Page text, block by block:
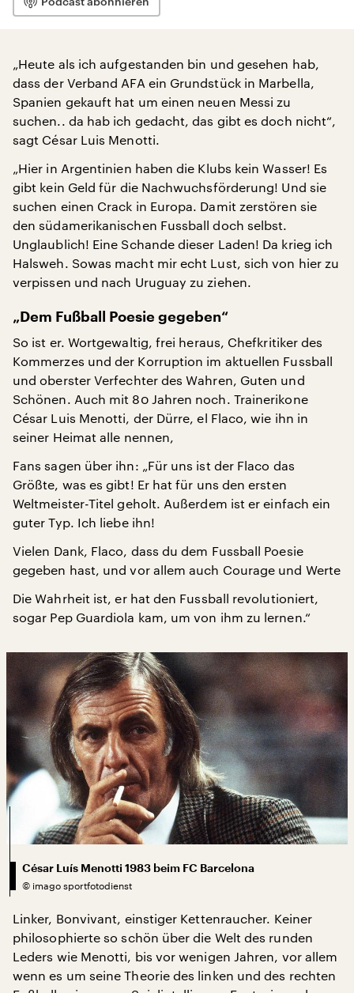
„Heute als ich aufgestanden bin und gesehen hab,
dass der Verband AFA ein Grundstück in Marbella,
Spanien gekauft hat um einen neuen Messi zu
suchen.. da hab ich gedacht, das gibt es doch nicht“,
sagt César Luis Menotti.
„Hier in Argentinien haben die Klubs kein Wasser! Es
gibt kein Geld für die Nachwuchsförderung! Und sie
suchen einen Crack in Europa. Damit zerstören sie
den südamerikanischen Fussball doch selbst.
Unglaublich! Eine Schande dieser Laden! Da krieg ich
Halsweh. Sowas macht mir echt Lust, sich von hier zu
verpissen und nach Uruguay zu ziehen.
„Dem Fußball Poesie gegeben“
So ist er. Wortgewaltig, frei heraus, Chefkritiker des
Kommerzes und der Korruption im aktuellen Fussball
und oberster Verfechter des Wahren, Guten und
Schönen. Auch mit 80 Jahren noch. Trainerikone
César Luis Menotti, der Dürre, el Flaco, wie ihn in
seiner Heimat alle nennen,
Fans sagen über ihn: „Für uns ist der Flaco das
Größte, was es gibt! Er hat für uns den ersten
Weltmeister-Titel geholt. Außerdem ist er einfach ein
guter Typ. Ich liebe ihn!
Vielen Dank, Flaco, dass du dem Fussball Poesie
gegeben hast, und vor allem auch Courage und Werte
Die Wahrheit ist, er hat den Fussball revolutioniert,
sogar Pep Guardiola kam, um von ihm zu lernen.“
César Luís Menotti 1983 beim FC Barcelona
© imago sportfotodienst
Linker, Bonvivant, einstiger Kettenraucher. Keiner
philosophierte so schön über die Welt des runden
Leders wie Menotti, bis vor wenigen Jahren, vor allem
wenn es um seine Theorie des linken und des rechten